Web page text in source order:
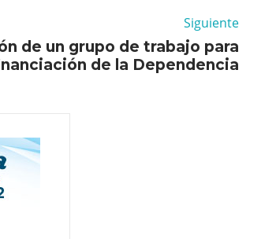
Siguiente
de un grupo de trabajo para
de la Dependencia